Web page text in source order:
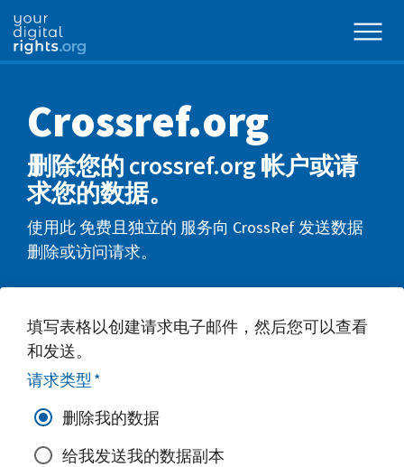
Crossref.org
删除您的 crossref.org 帐户或请
求您的数据。
使用此 免费且独立的 服务向 CrossRef 发送数据
删除或访问请求。
填写表格以创建请求电子邮件，然后您可以查看
和发送。
请求类型 *
删除我的数据
给我发送我的数据副本